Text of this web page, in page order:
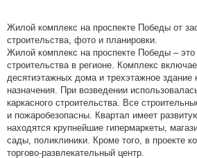
Жилой комплекс на проспекте Победы от
строительства, фото и планировки.
Жилой комплекс на проспекте Победы – это
строительства в регионе. Комплекс
десятиэтажных дома и трехэтажное здание
назначения. При возведении
каркасного строительства. Все
и пожаробезопасны. Квартал имеет
находятся крупнейшие гипермаркеты,
сады, поликлиники. Кроме того, в проекте
торгово-развлекательный центр.